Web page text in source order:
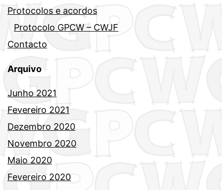
Protocolos e acordos
Protocolo GPCW – CWJF
Contacto
Arquivo
Junho 2021
Fevereiro 2021
Dezembro 2020
Novembro 2020
Maio 2020
Fevereiro 2020